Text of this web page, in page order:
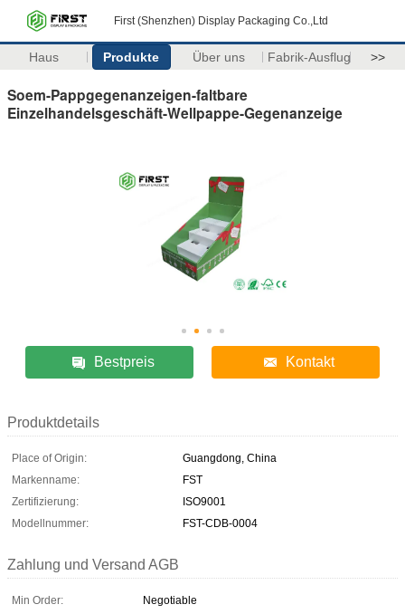
First (Shenzhen) Display Packaging Co.,Ltd
Haus Produkte Über uns Fabrik-Ausflug >>
Soem-Pappgegenanzeigen-faltbare
Einzelhandelsgeschäft-Wellpappe-Gegenanzeige
Bestpreis Kontakt
Produktdetails
Place of Origin:
Guangdong, China
Markenname:
FST
Zertifizierung:
ISO9001
Modellnummer:
FST-CDB-0004
Zahlung und Versand AGB
Min Order:
Negotiable